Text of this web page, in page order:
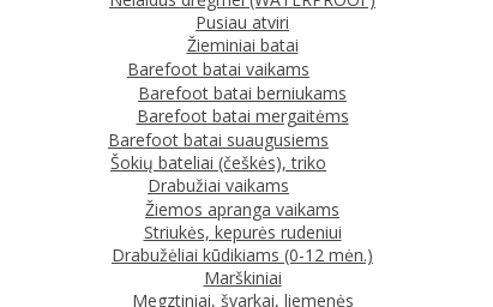
Pusiau atviri
Žieminiai batai
Barefoot batai vaikams
Barefoot batai berniukams
Barefoot batai mergaitėms
Barefoot batai suaugusiems
Šokių bateliai (češkės), triko
Drabužiai vaikams
Žiemos apranga vaikams
Striukės, kepurės rudeniui
Drabužėliai kūdikiams (0-12 mėn.)
Marškiniai
Megztiniai, švarkai, liemenės